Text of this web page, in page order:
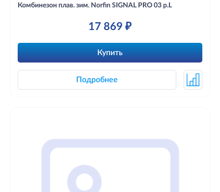
Комбинезон плав. зим. Norfin SIGNAL PRO 03 р.L
17 869 ₽
Купить
Подробнее